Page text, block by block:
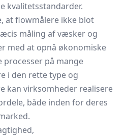
kvalitetsstandarder.
at flowmålere ikke blot
måling af væsker og
med at opnå økonomiske
på mange
i den rette type og
kan virksomheder realisere
både inden for deres